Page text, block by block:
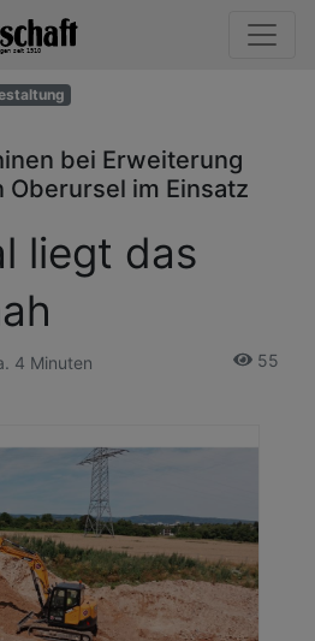
bei Erweiterung
Oberursel im Einsatz
liegt das
4 Minuten 55